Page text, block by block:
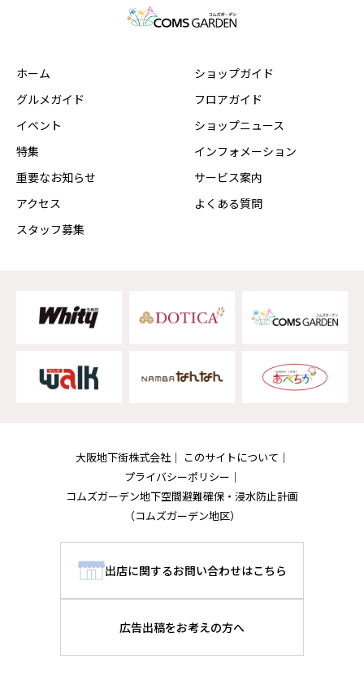
ホーム
グルメガイド
イベント
特集
重要なお知らせ
アクセス
スタッフ募集
ショップガイド
フロアガイド
ショップニュース
インフォメーション
サービス案内
よくある質問
大阪地下街株式会社
このサイトについて
プライバシーポリシー
コムズガーデン地下空間避難確保・浸水防止計画
（コムズガーデン地区）
出店に関するお問い合わせはこちら
広告出稿をお考えの方へ